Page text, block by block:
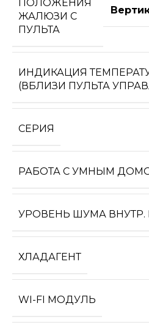
ПОЛОЖЕНИЯ
ЖАЛЮЗИ С
ПУЛЬТА
ИНДИКАЦИЯ
(ВБЛИЗИ ПУЛЬТА
СЕРИЯ
РАБОТА С УМНЫМ
УРОВЕНЬ ШУМА ВНУТР.
ХЛАДАГЕНТ
WI-FI МОДУЛЬ